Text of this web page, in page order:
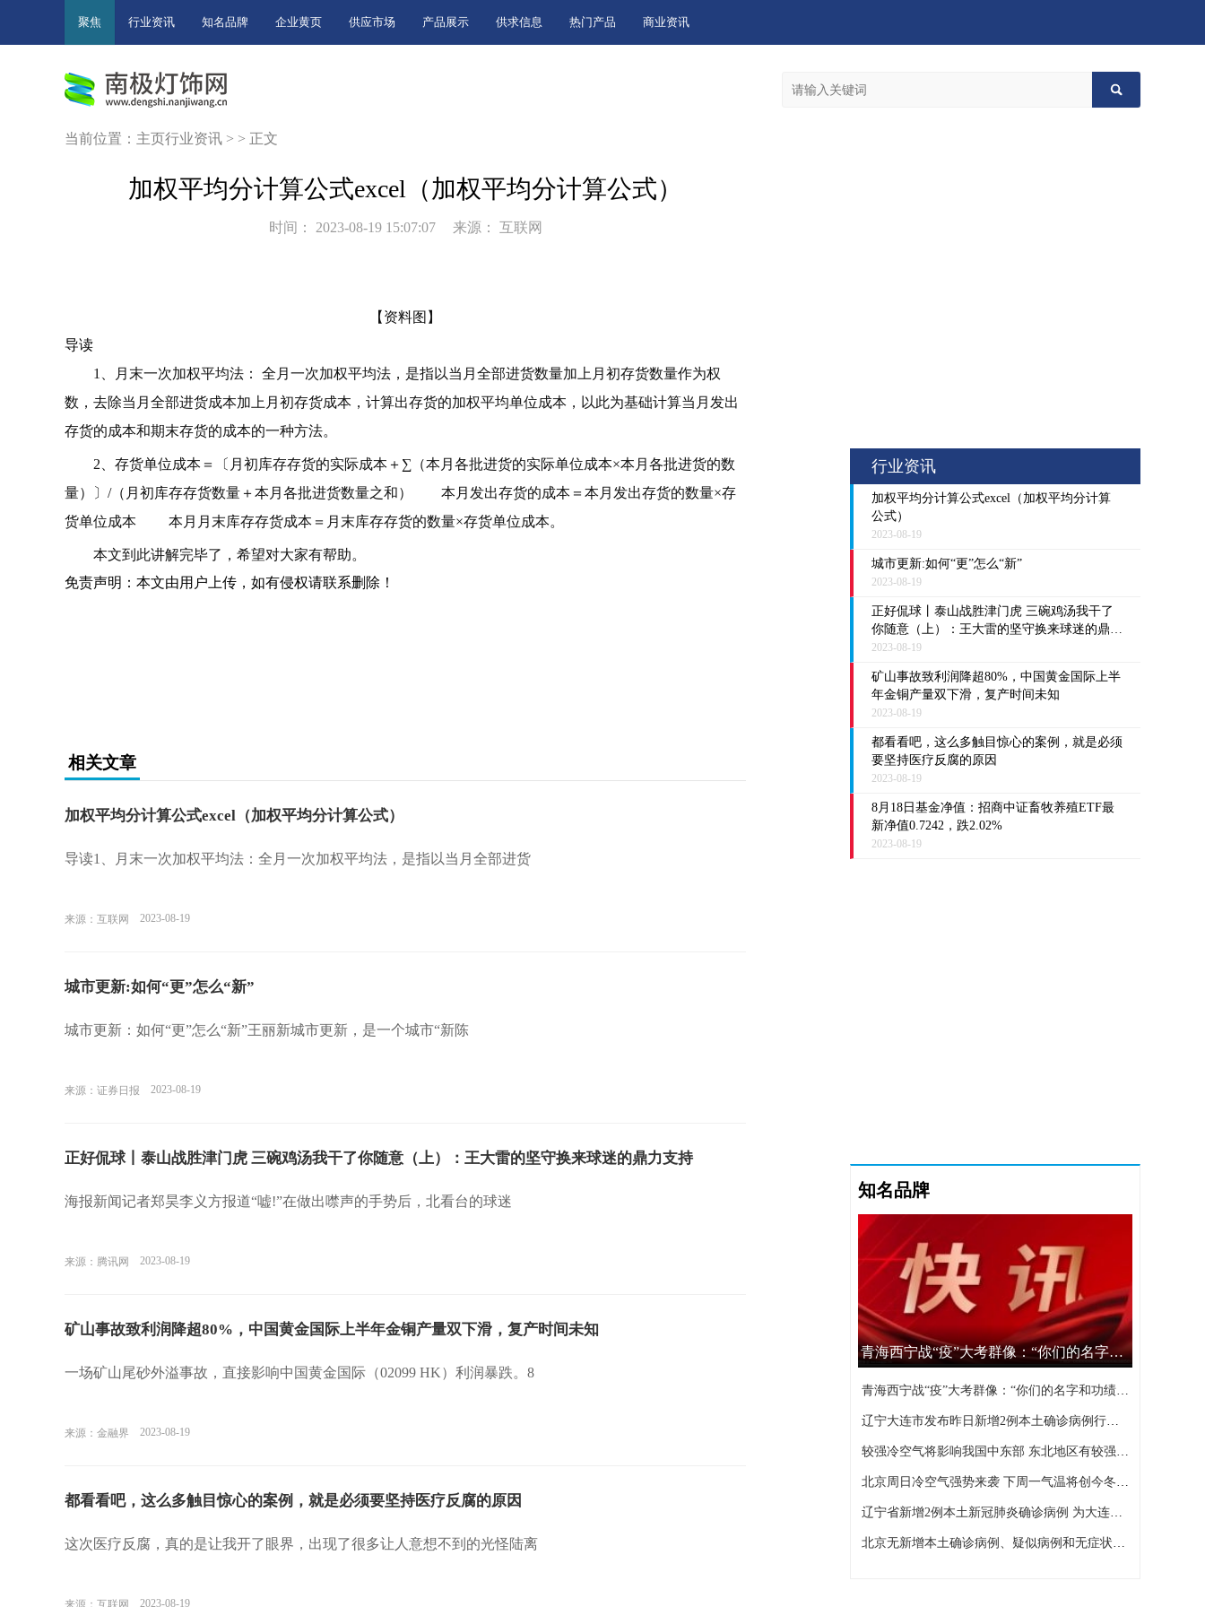
聚焦 行业资讯 知名品牌 企业黄页 供应市场 产品展示 供求信息 热门产品 商业资讯
当前位置： 主页行业资讯 > > 正文
加权平均分计算公式excel（加权平均分计算公式）
时间： 2023-08-19 15:07:07 来源： 互联网
【资料图】
导读
1、月末一次加权平均法： 全月一次加权平均法，是指以当月全部进货数量加上月初存货数量作为权
数，去除当月全部进货成本加上月初存货成本，计算出存货的加权平均单位成本，以此为基础计算当月发出
存货的成本和期末存货的成本的一种方法。
2、存货单位成本＝〔月初库存存货的实际成本＋∑（本月各批进货的实际单位成本×本月各批进货的数
量）〕/（月初库存存货数量＋本月各批进货数量之和） 本月发出存货的成本＝本月发出存货的数量×存
货单位成本 本月月末库存存货成本＝月末库存存货的数量×存货单位成本。
本文到此讲解完毕了，希望对大家有帮助。
免责声明：本文由用户上传，如有侵权请联系删除！
相关文章
加权平均分计算公式excel（加权平均分计算公式）
导读1、月末一次加权平均法：全月一次加权平均法，是指以当月全部进货
来源：互联网 2023-08-19
城市更新:如何“更”怎么“新”
城市更新：如何“更”怎么“新”王丽新城市更新，是一个城市“新陈
来源：证券日报 2023-08-19
正好侃球丨泰山战胜津门虎 三碗鸡汤我干了你随意（上）：王大雷的坚守换来球迷的鼎力支持
海报新闻记者郑昊李义方报道“嘘!”在做出噤声的手势后，北看台的球迷
来源：腾讯网 2023-08-19
矿山事故致利润降超80%，中国黄金国际上半年金铜产量双下滑，复产时间未知
一场矿山尾砂外溢事故，直接影响中国黄金国际（02099 HK）利润暴跌。8
来源：金融界 2023-08-19
都看看吧，这么多触目惊心的案例，就是必须要坚持医疗反腐的原因
这次医疗反腐，真的是让我开了眼界，出现了很多让人意想不到的光怪陆离
来源：互联网 2023-08-19
行业资讯
加权平均分计算公式excel（加权平均分计算
公式）
2023-08-19
城市更新:如何“更”怎么“新”
2023-08-19
正好侃球丨泰山战胜津门虎 三碗鸡汤我干了
你随意（上）：王大雷的坚守换来球迷的鼎力
支持
2023-08-19
矿山事故致利润降超80%，中国黄金国际上半
年金铜产量双下滑，复产时间未知
2023-08-19
都看看吧，这么多触目惊心的案例，就是必须
要坚持医疗反腐的原因
2023-08-19
8月18日基金净值：招商中证畜牧养殖ETF最
新净值0.7242，跌2.02%
2023-08-19
知名品牌
青海西宁战“疫”大考群像：“你们的名字和功绩，西宁不会忘记”
青海西宁战“疫”大考群像：“你们的名字和功绩，西宁不会忘记”
辽宁大连市发布昨日新增2例本土确诊病例行程轨迹
较强冷空气将影响我国中东部 东北地区有较强降雪
北京周日冷空气强势来袭 下周一气温将创今冬以来新低
辽宁省新增2例本土新冠肺炎确诊病例 为大连市报告
北京无新增本土确诊病例、疑似病例和无症状感染者